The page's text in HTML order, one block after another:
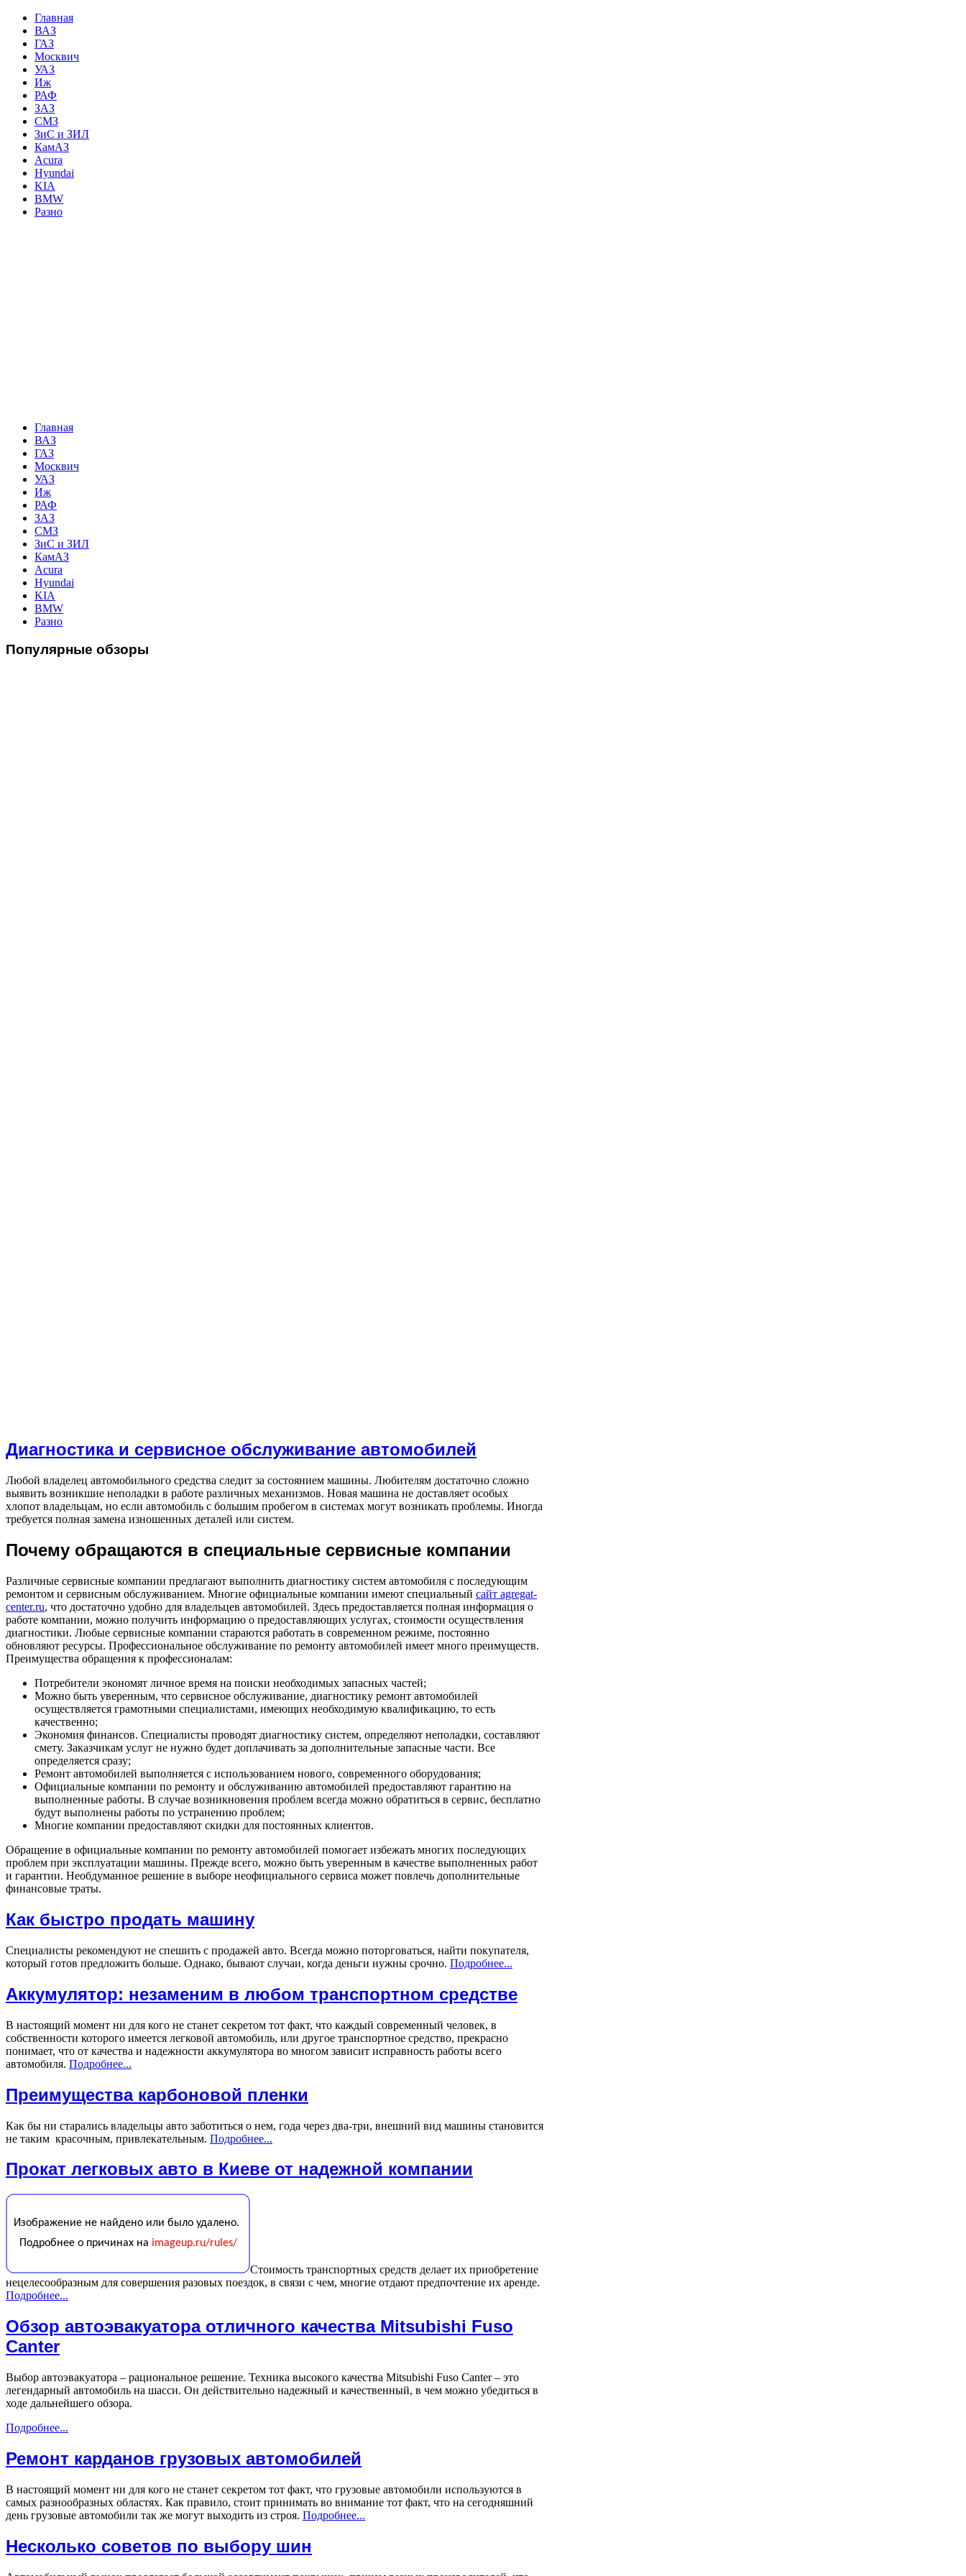
Главная
ВАЗ
ГАЗ
Москвич
УАЗ
Иж
РАФ
ЗАЗ
СМЗ
ЗиС и ЗИЛ
КамАЗ
Acura
Hyundai
KIA
BMW
Разно
Главная
ВАЗ
ГАЗ
Москвич
УАЗ
Иж
РАФ
ЗАЗ
СМЗ
ЗиС и ЗИЛ
КамАЗ
Acura
Hyundai
KIA
BMW
Разно
Популярные обзоры
Диагностика и сервисное обслуживание автомобилей
Любой владелец автомобильного средства следит за состоянием машины. Любителям достаточно сложно
выявить возникшие неполадки в работе различных механизмов. Новая машина не доставляет особых
хлопот владельцам, но если автомобиль с большим пробегом в системах могут возникать проблемы. Иногда
требуется полная замена изношенных деталей или систем.
Почему обращаются в специальные сервисные компании
Различные сервисные компании предлагают выполнить диагностику систем автомобиля с последующим
ремонтом и сервисным обслуживанием. Многие официальные компании имеют специальный сайт agregat-
center.ru, что достаточно удобно для владельцев автомобилей. Здесь предоставляется полная информация о
работе компании, можно получить информацию о предоставляющих услугах, стоимости осуществления
диагностики. Любые сервисные компании стараются работать в современном режиме, постоянно
обновляют ресурсы. Профессиональное обслуживание по ремонту автомобилей имеет много преимуществ.
Преимущества обращения к профессионалам:
Потребители экономят личное время на поиски необходимых запасных частей;
Можно быть уверенным, что сервисное обслуживание, диагностику ремонт автомобилей
осуществляется грамотными специалистами, имеющих необходимую квалификацию, то есть
качественно;
Экономия финансов. Специалисты проводят диагностику систем, определяют неполадки, составляют
смету. Заказчикам услуг не нужно будет доплачивать за дополнительные запасные части. Все
определяется сразу;
Ремонт автомобилей выполняется с использованием нового, современного оборудования;
Официальные компании по ремонту и обслуживанию автомобилей предоставляют гарантию на
выполненные работы. В случае возникновения проблем всегда можно обратиться в сервис, бесплатно
будут выполнены работы по устранению проблем;
Многие компании предоставляют скидки для постоянных клиентов.
Обращение в официальные компании по ремонту автомобилей помогает избежать многих последующих
проблем при эксплуатации машины. Прежде всего, можно быть уверенным в качестве выполненных работ
и гарантии. Необдуманное решение в выборе неофициального сервиса может повлечь дополнительные
финансовые траты.
Как быстро продать машину
Специалисты рекомендуют не спешить с продажей авто. Всегда можно поторговаться, найти покупателя,
который готов предложить больше. Однако, бывают случаи, когда деньги нужны срочно. Подробнее...
Аккумулятор: незаменим в любом транспортном средстве
В настоящий момент ни для кого не станет секретом тот факт, что каждый современный человек, в
собственности которого имеется легковой автомобиль, или другое транспортное средство, прекрасно
понимает, что от качества и надежности аккумулятора во многом зависит исправность работы всего
автомобиля. Подробнее...
Преимущества карбоновой пленки
Как бы ни старались владельцы авто заботиться о нем, года через два-три, внешний вид машины становится
не таким красочным, привлекательным. Подробнее...
Прокат легковых авто в Киеве от надежной компании
Стоимость транспортных средств делает их приобретение
нецелесообразным для совершения разовых поездок, в связи с чем, многие отдают предпочтение их аренде.
Подробнее...
Обзор автоэвакуатора отличного качества Mitsubishi Fuso
Canter
Выбор автоэвакуатора – рациональное решение. Техника высокого качества Mitsubishi Fuso Canter – это
легендарный автомобиль на шасси. Он действительно надежный и качественный, в чем можно убедиться в
ходе дальнейшего обзора.
Подробнее...
Ремонт карданов грузовых автомобилей
В настоящий момент ни для кого не станет секретом тот факт, что грузовые автомобили используются в
самых разнообразных областях. Как правило, стоит принимать во внимание тот факт, что на сегодняшний
день грузовые автомобили так же могут выходить из строя. Подробнее...
Несколько советов по выбору шин